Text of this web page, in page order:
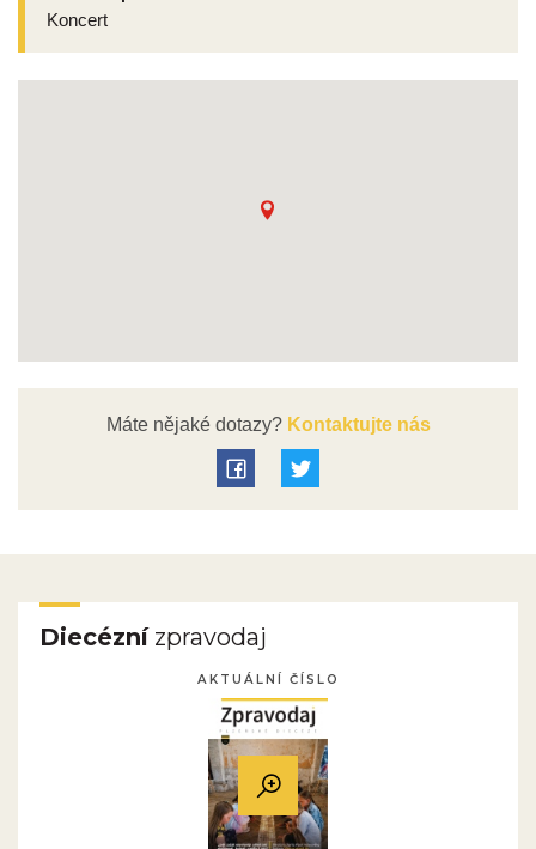
Koncert
Máte nějaké dotazy?Kontaktujte nás
Diecéznízpravodaj
AKTUÁLNÍ ČÍSLO